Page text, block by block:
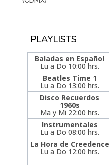
PLAYLISTS
Baladas en Español
Lu a Do 10:00 hrs.
Beatles Time 1
Lu a Do 13:00 hrs.
Disco Recuerdos
1960s
Ma y Mi 22:00 hrs.
Instrumentales
Lu a Do 08:00 hrs.
La Hora de Creedence
Lu a Do 12:00 hrs.